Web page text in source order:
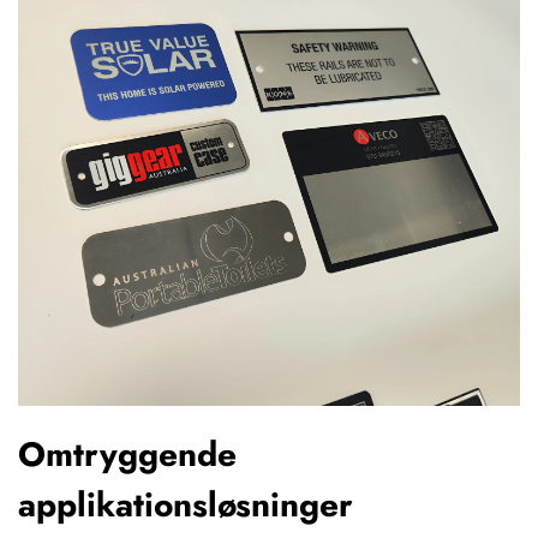
Omtryggende
applikationsløsninger